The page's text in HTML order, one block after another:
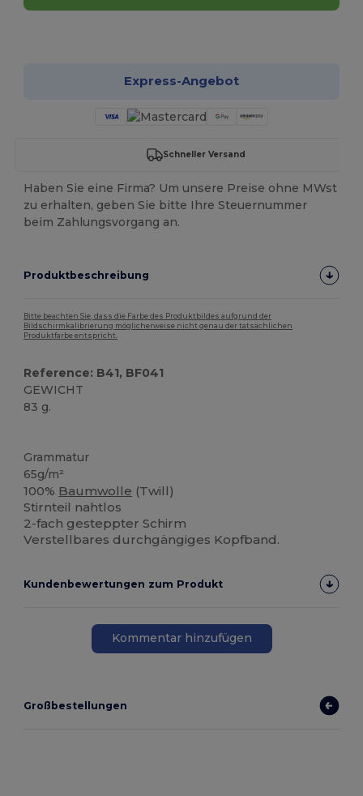
Express-Angebot
Schneller Versand
Haben Sie eine Firma? Um unsere Preise ohne MWst
zu erhalten, geben Sie bitte Ihre Steuernummer
beim Zahlungsvorgang an.
Produktbeschreibung
Bitte beachten Sie, dass die Farbe des Produktbildes aufgrund der
Bildschirmkalibrierung möglicherweise nicht genau der tatsächlichen
Produktfarbe entspricht.
Reference: B41, BF041
GEWICHT
83 g.
Grammatur
65g/m²
100% Baumwolle (Twill)
Stirnteil nahtlos
2-fach gesteppter Schirm
Verstellbares durchgängiges Kopfband.
Kundenbewertungen zum Produkt
Kommentar hinzufügen
Großbestellungen